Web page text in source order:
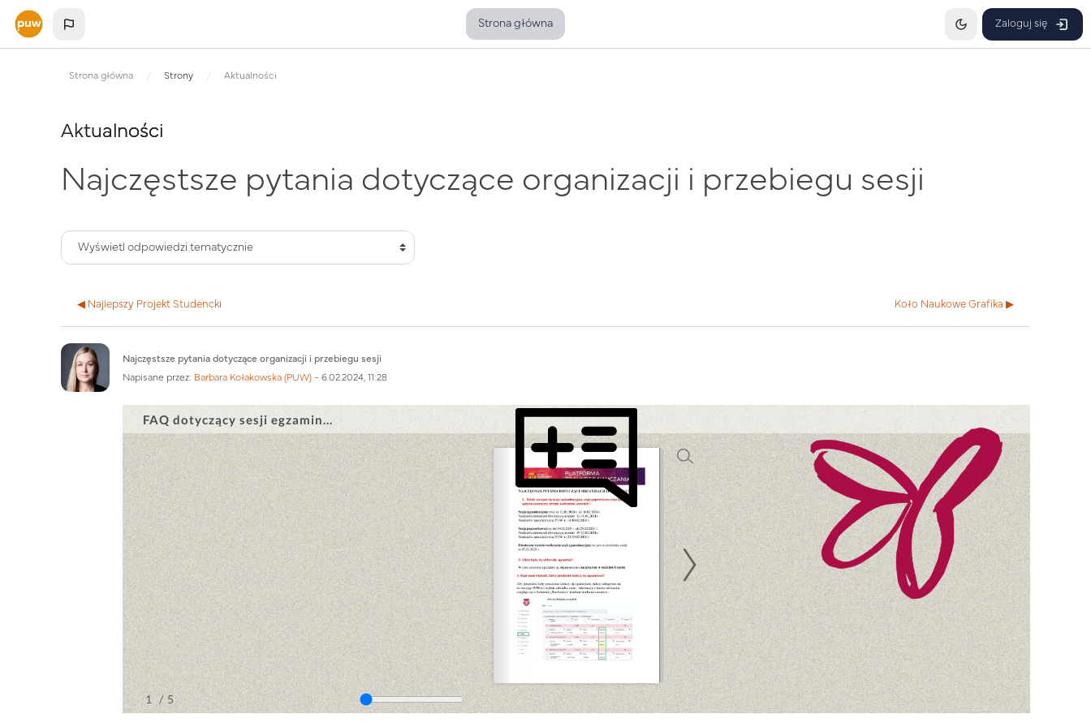
Przejdź do głównej zawartości
Strona główna Zaloguj się
Strona główna Strony Aktualności
Aktualności
Najczęstsze pytania dotyczące organizacji i przebiegu sesji
◀︎ Najlepszy Projekt Studencki Koło Naukowe Grafika ▶︎
Najczęstsze pytania dotyczące organizacji i przebiegu sesji
Napisane przez: Barbara Kołakowska (PUW) - 6.02.2024, 11:28
Liczba odpowiedzi: 0